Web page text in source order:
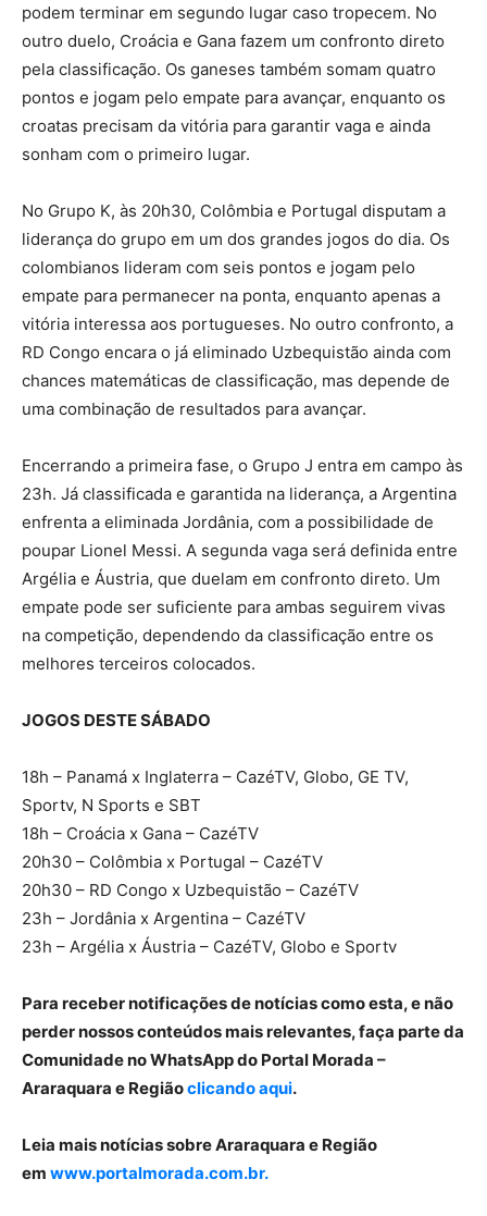
podem terminar em segundo lugar caso tropecem. No
outro duelo, Croácia e Gana fazem um confronto direto
pela classificação. Os ganeses também somam quatro
pontos e jogam pelo empate para avançar, enquanto os
croatas precisam da vitória para garantir vaga e ainda
sonham com o primeiro lugar.
No Grupo K, às 20h30, Colômbia e Portugal disputam a
liderança do grupo em um dos grandes jogos do dia. Os
colombianos lideram com seis pontos e jogam pelo
empate para permanecer na ponta, enquanto apenas a
vitória interessa aos portugueses. No outro confronto, a
RD Congo encara o já eliminado Uzbequistão ainda com
chances matemáticas de classificação, mas depende de
uma combinação de resultados para avançar.
Encerrando a primeira fase, o Grupo J entra em campo às
23h. Já classificada e garantida na liderança, a Argentina
enfrenta a eliminada Jordânia, com a possibilidade de
poupar Lionel Messi. A segunda vaga será definida entre
Argélia e Áustria, que duelam em confronto direto. Um
empate pode ser suficiente para ambas seguirem vivas
na competição, dependendo da classificação entre os
melhores terceiros colocados.
JOGOS DESTE SÁBADO
18h – Panamá x Inglaterra – CazéTV, Globo, GE TV,
Sportv, N Sports e SBT
18h – Croácia x Gana – CazéTV
20h30 – Colômbia x Portugal – CazéTV
20h30 – RD Congo x Uzbequistão – CazéTV
23h – Jordânia x Argentina – CazéTV
23h – Argélia x Áustria – CazéTV, Globo e Sportv
Para receber notificações de notícias como esta, e não
perder nossos conteúdos mais relevantes, faça parte da
Comunidade no WhatsApp do Portal Morada –
Araraquara e Regiãoclicando aqui.
Leia mais notícias sobre Araraquara e Região
em www.portalmorada.com.br.